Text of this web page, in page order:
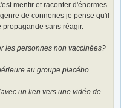
mentir et raconter d'énormes
de conneries je pense qu'il
propagande sans réagir.
les personnes non vaccinées?
au groupe placébo
un lien vers une vidéo de